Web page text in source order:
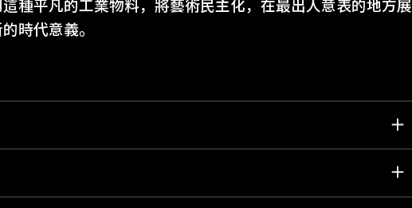
種平凡的工業物料，將藝術民主化，在最出人意表的地方展
時代意義。